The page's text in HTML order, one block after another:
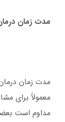
مدت زمان
مدت زمان
معمولاً برای
مداوم